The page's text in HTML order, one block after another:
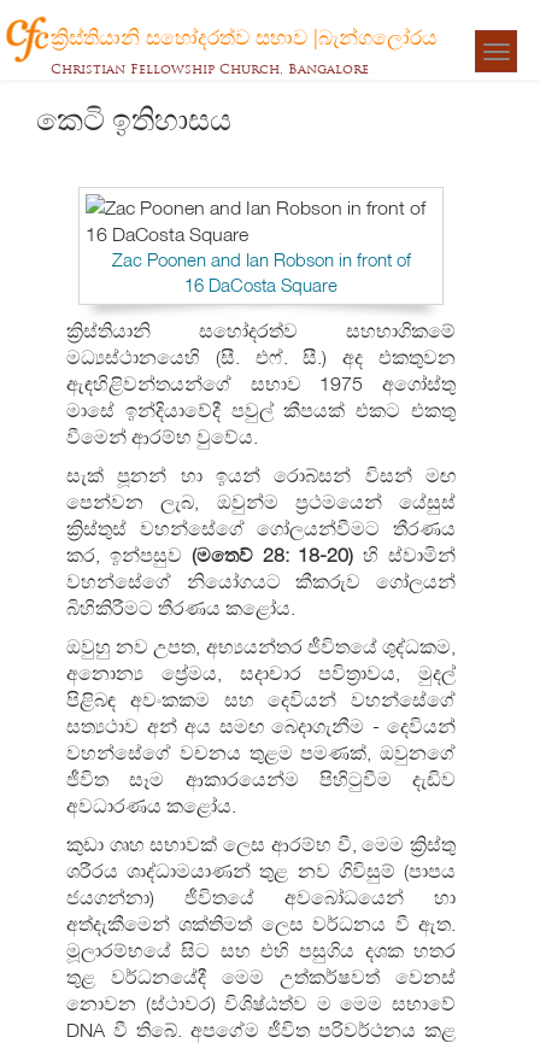
ක්‍රිස්තියානි සහෝදරත්ව සභාව |බැන්ගලෝරය
Christian Fellowship Church, Bangalore
කෙටි ඉතිහාසය
Zac Poonen and Ian Robson in front of
16 DaCosta Square
ක්‍රිස්තියානි සහෝදරත්ව සහභාගිකමේ
මධ්‍යස්ථානයෙහි (සී. එෆ්. සී.) අද එකතුවන
ඇඳහිළිවන්තයන්ගේ සභාව 1975 අගෝස්තු
මාසේ ඉන්දියාවේදී පවුල් කීපයක් එකට එකතු
වීමෙන් ආරම්භ වුවේය.
සැක් පූනන් හා ඉයන් රොබ්සන් විසන් මඟ
පෙන්වන ලැබ, ඔවුන්ම ප්‍රථමයෙන් යේසුස්
ක්‍රිස්තුස් වහන්සේගේ ගෝලයන්වීමට තීරණය
කර, ඉන්පසුව (මතෙව් 28: 18-20) හි ස්වාමින්
වහන්සේගේ නියෝගයට කීකරුව ගෝලයන්
බිහිකිරීමට තීරණය කළෝය.
ඔවුහු නව උපත, අභ්‍යයන්තර ජීවිතයේ ශුද්ධකම,
අනොන්‍ය ප්‍රේමය, සදාචාර පවිත්‍රාවය, මුදල්
පිළිබඳ අවංකකම සහ දෙවියන් වහන්සේගේ
සත්‍යථාව අන් අය සමඟ බෙදාගැනීම - දෙවියන්
වහන්සේගේ වචනය තුළම පමණක්, ඔවුනගේ
ජීවිත සෑම ආකාරයෙන්ම පිහිටුවීම දැඩිව
අවධාරණය කළෝය.
කුඩා ගෘහ සභාවක් ලෙස ආරම්භ වී, මෙම ක්‍රිස්තු
ශරීරය ශාද්ධාමයාණන් තුළ නව ගිවිසුම් (පාපය
ජයගන්නා) ජීවිතයේ අවබෝධයෙන් හා
අත්දැකීමෙන් ශක්තිමත් ලෙස වර්ධනය වී ඇත.
මූලාරම්භයේ සිට සහ එහි පසුගිය දශක හතර
තුළ වර්ධනයේදී මෙම උත්කර්ෂවත් වෙනස්
නොවන (ස්ථාවර) විශිෂ්ඨත්ව ම මෙම සභාවේ
DNA වී තිබේ. අපගේම ජීවිත පරිවර්ථනය කළ